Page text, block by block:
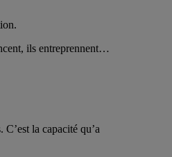
ils entreprennent…
la capacité qu’a